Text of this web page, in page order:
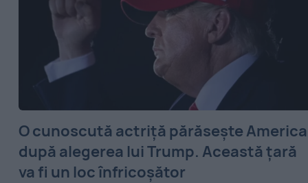
O cunoscută actriță părăsește America
după alegerea lui Trump. Această ţară
va fi un loc înfricoşător